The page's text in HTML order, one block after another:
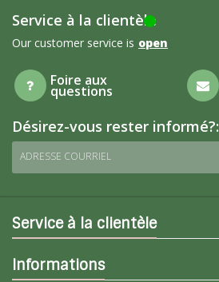
Service à la clientèle
Our customer service is open
Foire aux
questions
Désirez-vous rester informé?:
ADRESSE COURRIEL
Service à la clientèle
Informations